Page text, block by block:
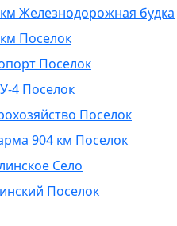
Железнодорожная будка
Поселок
Поселок
4 Поселок
Поселок
904 км Поселок
Село
Поселок